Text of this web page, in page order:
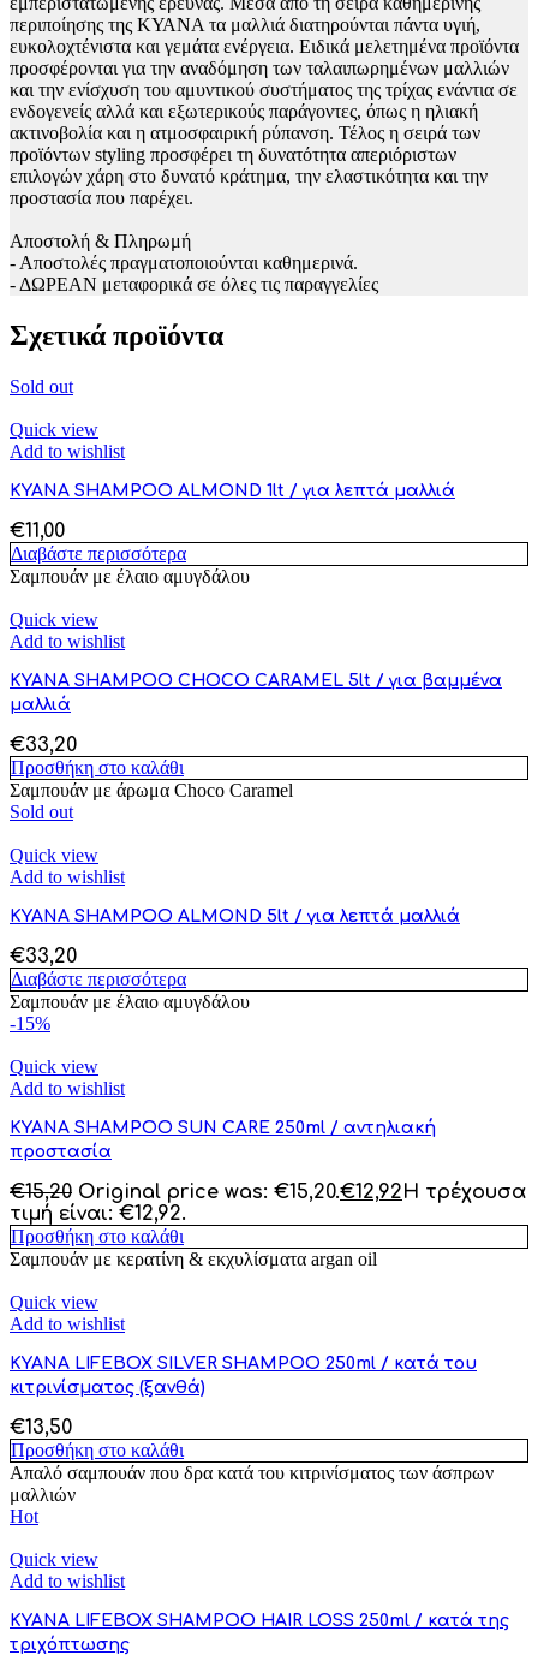
περιποίησης της ΚΥΑΝΑ τα μαλλιά διατηρούνται πάντα υγιή,
ευκολοχτένιστα και γεμάτα ενέργεια. Ειδικά μελετημένα προϊόντα
προσφέρονται για την αναδόμηση των ταλαιπωρημένων μαλλιών
και την ενίσχυση του αμυντικού συστήματος της τρίχας ενάντια σε
ενδογενείς αλλά και εξωτερικούς παράγοντες, όπως η ηλιακή
ακτινοβολία και η ατμοσφαιρική ρύπανση. Τέλος η σειρά των
προϊόντων styling προσφέρει τη δυνατότητα απεριόριστων
επιλογών χάρη στο δυνατό κράτημα, την ελαστικότητα και την
προστασία που παρέχει.
Αποστολή & Πληρωμή
- Αποστολές πραγματοποιούνται καθημερινά.
- ΔΩΡΕΑΝ μεταφορικά σε όλες τις παραγγελίες
Σχετικά προϊόντα
Sold out
Quick view
Add to wishlist
KYANA SHAMPOO ALMOND 1lt / για λεπτά μαλλιά
€11,00
Διαβάστε περισσότερα
Σαμπουάν με έλαιο αμυγδάλου
Quick view
Add to wishlist
KYANA SHAMPOO CHOCO CARAMEL 5lt / για βαμμένα
μαλλιά
€33,20
Προσθήκη στο καλάθι
Σαμπουάν με άρωμα Choco Caramel
Sold out
Quick view
Add to wishlist
KYANA SHAMPOO ALMOND 5lt / για λεπτά μαλλιά
€33,20
Διαβάστε περισσότερα
Σαμπουάν με έλαιο αμυγδάλου
-15%
Quick view
Add to wishlist
KYANA SHAMPOO SUN CARE 250ml / αντηλιακή
προστασία
€15,20 Original price was: €15,20.€12,92Η τρέχουσα
τιμή είναι: €12,92.
Προσθήκη στο καλάθι
Σαμπουάν με κερατίνη & εκχυλίσματα argan oil
Quick view
Add to wishlist
KYANA LIFEBOX SILVER SHAMPOO 250ml / κατά του
κιτρινίσματος (ξανθά)
€13,50
Προσθήκη στο καλάθι
Απαλό σαμπουάν που δρα κατά του κιτρινίσματος των άσπρων
μαλλιών
Hot
Quick view
Add to wishlist
KYANA LIFEBOX SHAMPOO HAIR LOSS 250ml / κατά της
τριχόπτωσης